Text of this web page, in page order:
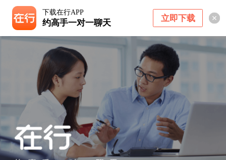
下载在行APP
约高手一对一聊天 立即下载